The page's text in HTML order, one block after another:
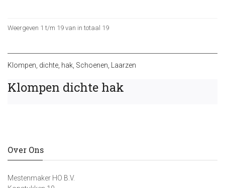
Weergeven 1 t/m 19 van in totaal 19
Klompen dichte hak Schoenen Laarzen
Klompen dichte hak
Over Ons
Mestenmaker HO B.V.